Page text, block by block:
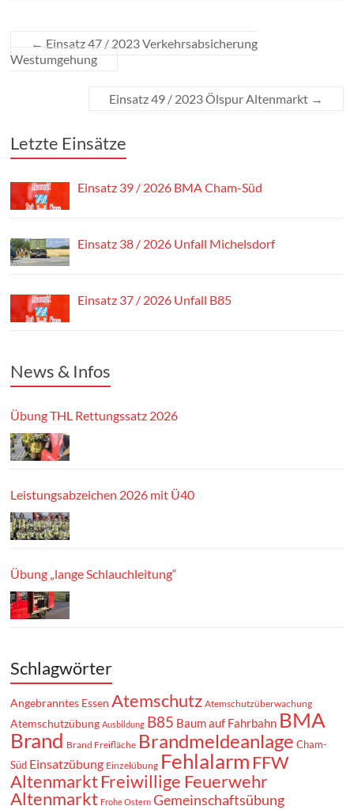
← Einsatz 47 / 2023 Verkehrsabsicherung
Westumgehung
Einsatz 49 / 2023 Ölspur Altenmarkt →
Letzte Einsätze
Einsatz 39 / 2026 BMA Cham-Süd
Einsatz 38 / 2026 Unfall Michelsdorf
Einsatz 37 / 2026 Unfall B85
News & Infos
Übung THL Rettungssatz 2026
Leistungsabzeichen 2026 mit Ü40
Übung „lange Schlauchleitung“
Schlagwörter
Angebranntes Essen Atemschutz Atemschutzüberwachung
Atemschutzübung Ausbildung B85 Baum auf Fahrbahn BMA
Brand Brand Freifläche Brandmeldeanlage Cham-
Süd Einsatzübung Einzelübung Fehlalarm FFW
AltenmarktFreiwillige Feuerwehr
Altenmarkt Frohe Ostern Gemeinschaftsübung